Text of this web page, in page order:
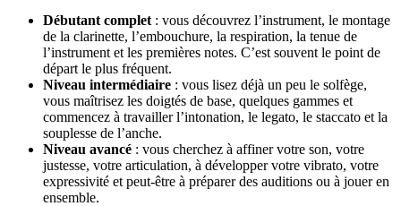
Débutant complet : vous découvrez l’instrument, le montage
de la clarinette, l’embouchure, la respiration, la tenue de
l’instrument et les premières notes. C’est souvent le point de
départ le plus fréquent.
Niveau intermédiaire : vous lisez déjà un peu le solfège,
vous maîtrisez les doigtés de base, quelques gammes et
commencez à travailler l’intonation, le legato, le staccato et la
souplesse de l’anche.
Niveau avancé : vous cherchez à affiner votre son, votre
justesse, votre articulation, à développer votre vibrato, votre
expressivité et peut-être à préparer des auditions ou à jouer en
ensemble.